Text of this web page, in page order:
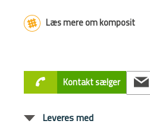
Læs mere om komposit
Kontakt sælger
Leveres med